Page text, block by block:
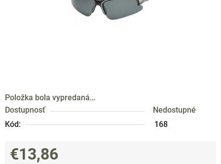
Položka bola vypredaná…
Dostupnosť
Nedostupné
Kód:
168
€13,86